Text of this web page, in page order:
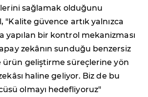
sağlamak olduğunu
"Kalite güvence artık yalnızca
yapılan bir kontrol mekanizması
zekânın sunduğu benzersiz
ürün geliştirme süreçlerine yön
haline geliyor. Biz de bu
olmayı hedefliyoruz"